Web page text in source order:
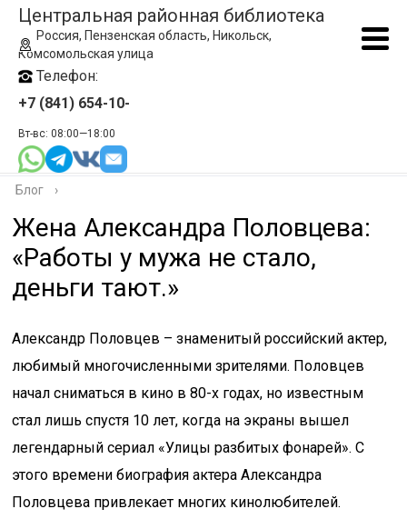
Центральная районная библиотека
Россия, Пензенская область, Никольск,
Комсомольская улица
Телефон:
+7 (841) 654-10-
Вт-вс: 08:00—18:00
Блог ›
Жена Александра Половцева:
«Работы у мужа не стало,
деньги тают.»
Александр Половцев – знаменитый российский актер,
любимый многочисленными зрителями. Половцев
начал сниматься в кино в 80-х годах, но известным
стал лишь спустя 10 лет, когда на экраны вышел
легендарный сериал «Улицы разбитых фонарей». С
этого времени биография актера Александра
Половцева привлекает многих кинолюбителей.